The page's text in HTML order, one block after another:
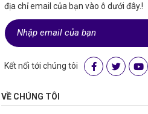
địa chỉ email của bạn vào ô dưới đây.!
Kết nối tới chúng tôi
VỀ CHÚNG TÔI